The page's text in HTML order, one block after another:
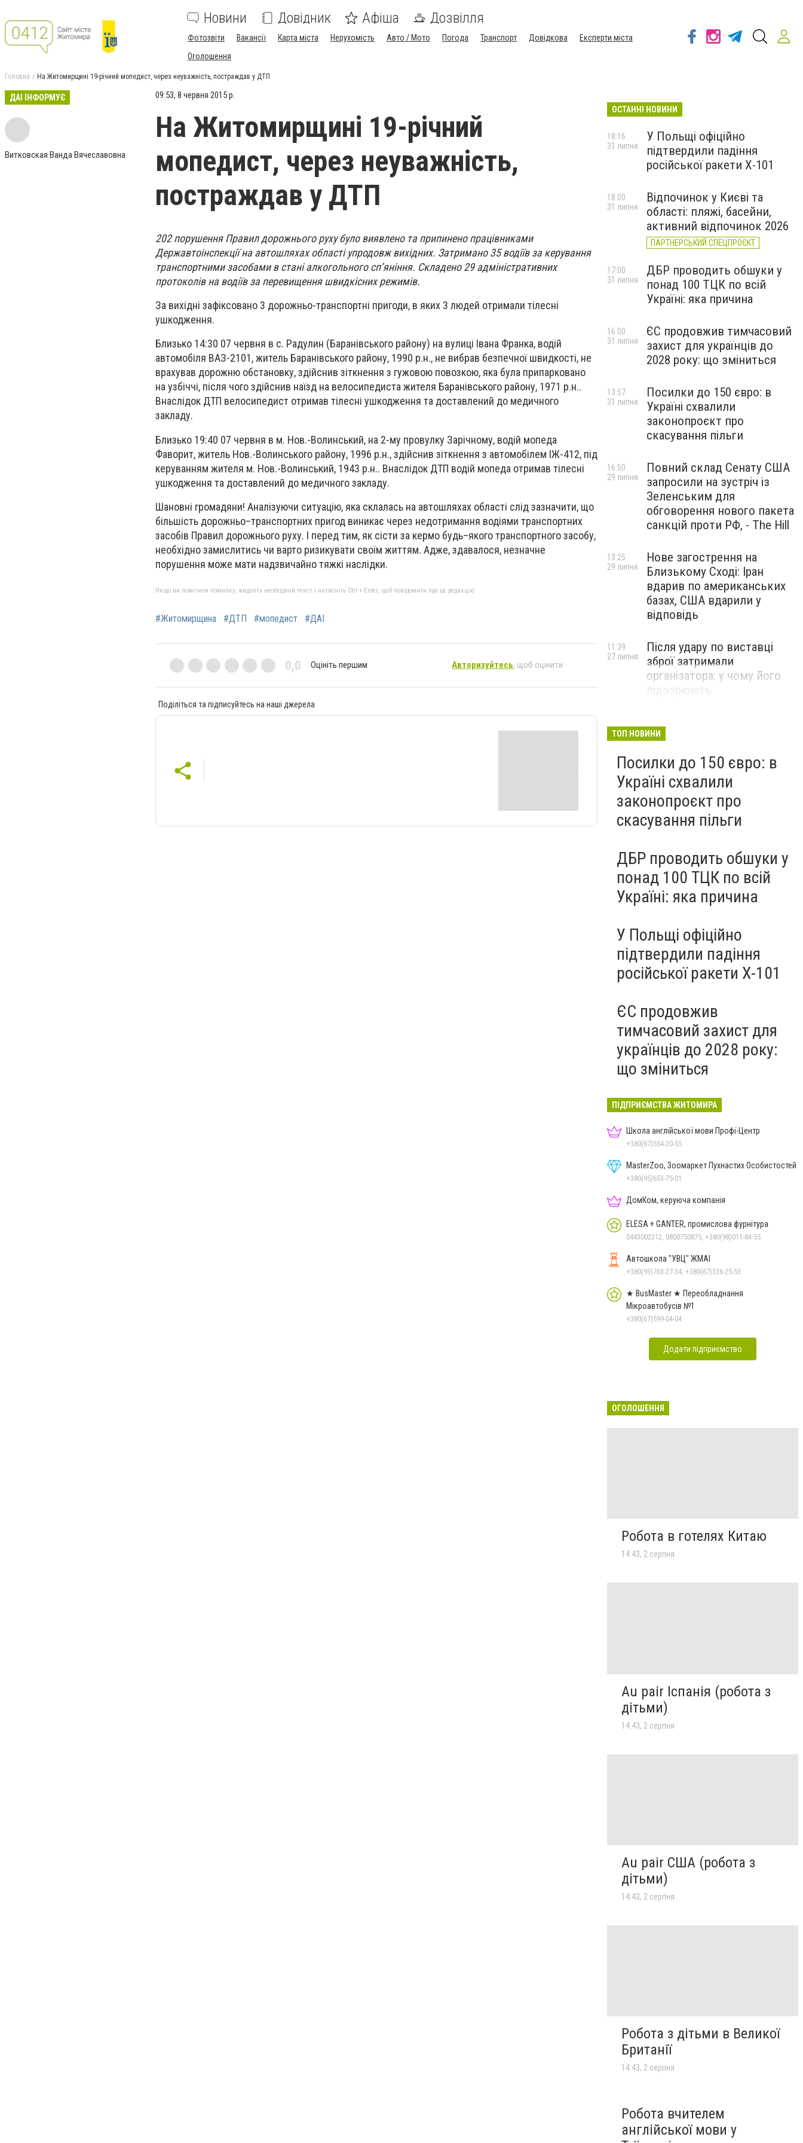
Новини Довідник Афіша Дозвілля
Фотозвіти Вакансії Карта міста Нерухомість Авто / Мото Погода Транспорт Довідкова
Експерти міста
Оголошення
Головна На Житомирщині 19-річний мопедист, через неуважність, постраждав у ДТП
ДАІ ІНФОРМУЄ
Витковская Ванда Вячеславовна
09:53, 8 червня 2015 р.
На Житомирщині 19-річний
мопедист, через неуважність,
постраждав у ДТП
202 порушення Правил дорожнього руху було виявлено та припинено працівниками
Державтоінспекції на автошляхах області упродовж вихідних. Затримано 35 водіїв за керування
транспортними засобами в стані алкогольного сп’яніння. Складено 29 адміністративних
протоколів на водіїв за перевищення швидкісних режимів.
За вихідні зафіксовано 3 дорожньо-транспортні пригоди, в яких 3 людей отримали тілесні
ушкодження.
Близько 14:30 07 червня в с. Радулин (Баранівського району) на вулиці Івана Франка, водій
автомобіля ВАЗ-2101, житель Баранівського району, 1990 р.н., не вибрав безпечної швидкості, не
врахував дорожню обстановку, здійснив зіткнення з гужовою повозкою, яка була припарковано
на узбіччі, після чого здійснив наїзд на велосипедиста жителя Баранівського району, 1971 р.н..
Внаслідок ДТП велосипедист отримав тілесні ушкодження та доставлений до медичного
закладу.
Близько 19:40 07 червня в м. Нов.-Волинський, на 2-му провулку Зарічному, водій мопеда
Фаворит, житель Нов.-Волинського району, 1996 р.н., здійснив зіткнення з автомобілем ІЖ-412, під
керуванням жителя м. Нов.-Волинський, 1943 р.н.. Внаслідок ДТП водій мопеда отримав тілесні
ушкодження та доставлений до медичного закладу.
Шановні громадяни! Аналізуючи ситуацію, яка склалась на автошляхах області слід зазначити, що
більшість дорожньо–транспортних пригод виникає через недотримання водіями транспортних
засобів Правил дорожнього руху. І перед тим, як сісти за кермо будь–якого транспортного засобу,
необхідно замислитись чи варто ризикувати своїм життям. Адже, здавалося, незначне
порушення може мати надзвичайно тяжкі наслідки.
Якщо ви помітили помилку, виділіть необхідний текст і натисніть Ctrl + Enter, щоб повідомити про це редакцію
#Житомирщина #ДТП #мопедист #ДАІ
0,0 Оцініть першим Авторизуйтесь, щоб оцінити
Поділіться та підписуйтесь на наші джерела
ОСТАННІ НОВИНИ
У Польщі офіційно
підтвердили падіння
російської ракети Х-101
18:16
31 липня
Відпочинок у Києві та
області: пляжі, басейни,
активний відпочинок 2026
ПАРТНЕРСЬКИЙ СПЕЦПРОЄКТ
18:00
31 липня
ДБР проводить обшуки у
понад 100 ТЦК по всій
Україні: яка причина
17:00
31 липня
ЄС продовжив тимчасовий
захист для українців до
2028 року: що зміниться
16:00
31 липня
Посилки до 150 євро: в
Україні схвалили
законопроєкт про
скасування пільги
13:57
31 липня
Повний склад Сенату США
запросили на зустріч із
Зеленським для
обговорення нового пакета
санкцій проти РФ, - The Hill
16:50
29 липня
Нове загострення на
Близькому Сході: Іран
вдарив по американських
базах, США вдарили у
відповідь
13:25
29 липня
Після удару по виставці
зброї затримали
організатора: у чому його
підозрюють
11:39
27 липня
ТОП НОВИНИ
Посилки до 150 євро: в
Україні схвалили
законопроєкт про
скасування пільги
ДБР проводить обшуки у
понад 100 ТЦК по всій
Україні: яка причина
У Польщі офіційно
підтвердили падіння
російської ракети Х-101
ЄС продовжив
тимчасовий захист для
українців до 2028 року:
що зміниться
ПІДПРИЄМСТВА ЖИТОМИРА
Школа англійської мови Профі-Центр
+380(67)554-20-55
MasterZoo, Зоомаркет Пухнастих Особистостей
+380(95)653-75-01
ДомКом, керуюча компанія
ELESA + GANTER, промислова фурнітура
0443002212, 0800750875, +380(98)011-84-55
Автошкола "УВЦ" ЖМАІ
+380(93)763-27-34, +380(67)336-25-53
★ BusMaster ★ Переобладнання
Мікроавтобусів №1
+380(67)599-04-04
Додати підприємство
ОГОЛОШЕННЯ
Робота в готелях Китаю
14:43, 2 серпня
Au pair Іспанія (робота з
дітьми)
14:43, 2 серпня
Au pair США (робота з
дітьми)
14:43, 2 серпня
Робота з дітьми в Великої
Британії
14:43, 2 серпня
Робота вчителем
англійської мови у